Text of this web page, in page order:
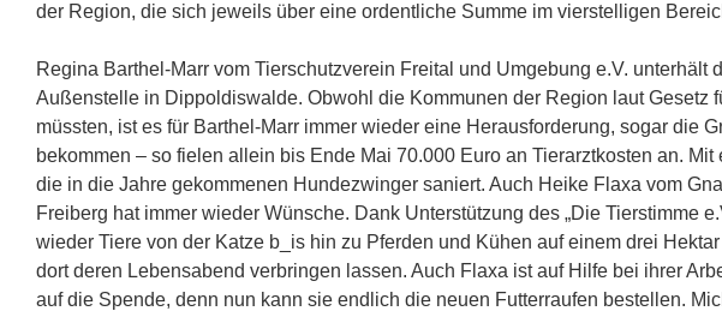
der Region, die sich jeweils über eine ordentliche Summe im vierstelligen
Regina Barthel-Marr vom Tierschutzverein Freital und Umgebung e.V. unterhält
Außenstelle in Dippoldiswalde. Obwohl die Kommunen der Region laut Gesetz
müssten, ist es für Barthel-Marr immer wieder eine Herausforderung, sogar die
bekommen – so fielen allein bis Ende Mai 70.000 Euro an Tierarztkosten an.
die in die Jahre gekommenen Hundezwinger saniert. Auch Heike Flaxa vom
Freiberg hat immer wieder Wünsche. Dank Unterstützung des „Die Tierstimme
wieder Tiere von der Katze b_is hin zu Pferden und Kühen auf einem drei
dort deren Lebensabend verbringen lassen. Auch Flaxa ist auf Hilfe bei ihrer
auf die Spende, denn nun kann sie endlich die neuen Futterraufen bestellen.